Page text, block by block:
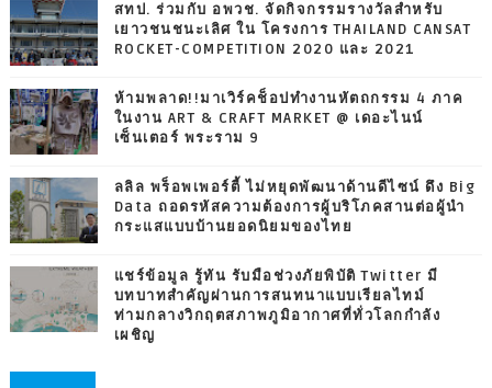
สทป. ร่วมกับ อพวช. จัดกิจกรรมรางวัลสำหรับ
เยาวชนชนะเลิศ ใน โครงการ THAILAND CANSAT
ROCKET-COMPETITION 2020 และ 2021
ห้ามพลาด!!มาเวิร์คช็อปทำงานหัตถกรรม 4 ภาค
ในงาน ART & CRAFT MARKET @ เดอะไนน์
เซ็นเตอร์ พระราม 9
ลลิล พร็อพเพอร์ตี้ ไม่หยุดพัฒนาด้านดีไซน์ ดึง Big
Data ถอดรหัสความต้องการผู้บริโภคสานต่อผู้นำ
กระแสแบบบ้านยอดนิยมของไทย
แชร์ข้อมูล รู้ทัน รับมือช่วงภัยพิบัติ Twitter มี
บทบาทสำคัญผ่านการสนทนาแบบเรียลไทม์
ท่ามกลางวิกฤตสภาพภูมิอากาศที่ทั่วโลกกำลัง
เผชิญ